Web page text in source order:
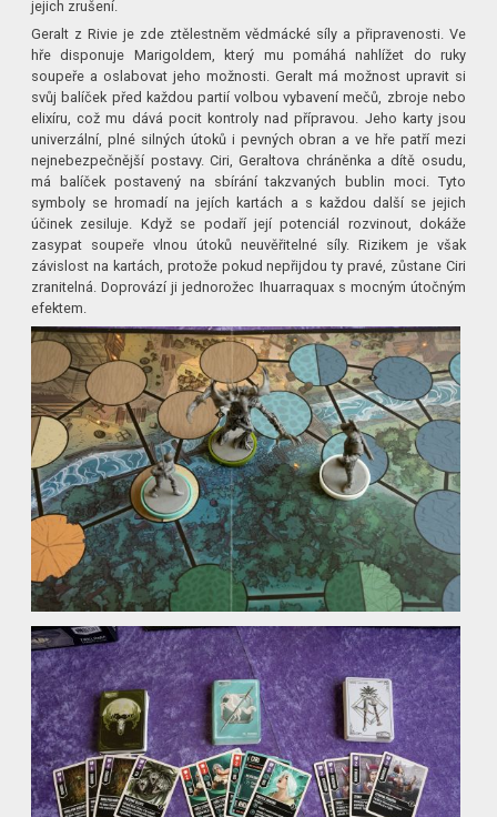
jejich zrušení.
Geralt z Rivie je zde ztělestněm vědmácké síly a připravenosti. Ve
hře disponuje Marigoldem, který mu pomáhá nahlížet do ruky
soupeře a oslabovat jeho možnosti. Geralt má možnost upravit si
svůj balíček před každou partií volbou vybavení mečů, zbroje nebo
elixíru, což mu dává pocit kontroly nad přípravou. Jeho karty jsou
univerzální, plné silných útoků i pevných obran a ve hře patří mezi
nejnebezpečnější postavy. Ciri, Geraltova chráněnka a dítě osudu,
má balíček postavený na sbírání takzvaných bublin moci. Tyto
symboly se hromadí na jejích kartách a s každou další se jejich
účinek zesiluje. Když se podaří její potenciál rozvinout, dokáže
zasypat soupeře vlnou útoků neuvěřitelné síly. Rizikem je však
závislost na kartách, protože pokud nepřijdou ty pravé, zůstane Ciri
zranitelná. Doprovází ji jednorožec Ihuarraquax s mocným útočným
efektem.